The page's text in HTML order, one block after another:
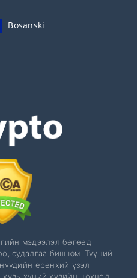
Bosanski
мэдээлэл бөгөөд
судалгаа биш юм. Түүний
ерөнхий үзэл